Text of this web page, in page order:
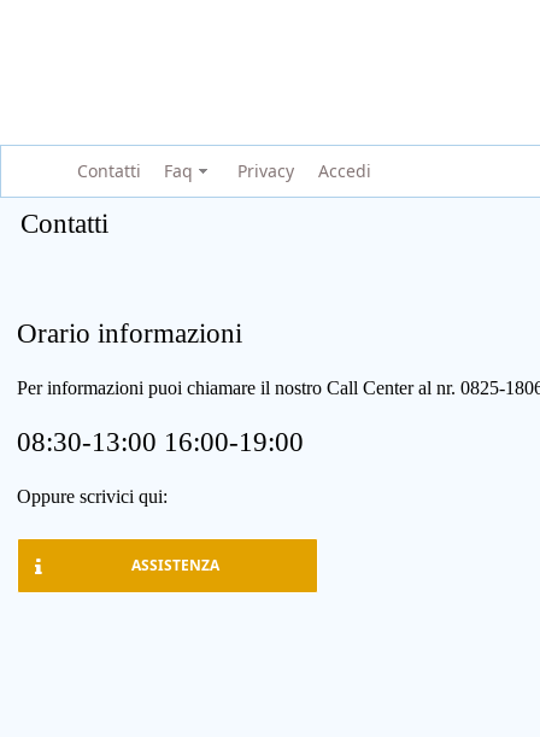
Contatti Faq Privacy Accedi
Contatti
Orario informazioni
Per informazioni puoi chiamare il nostro Call Center al nr. 0825-
08:30-13:00 16:00-19:00
Oppure scrivici qui:
ASSISTENZA